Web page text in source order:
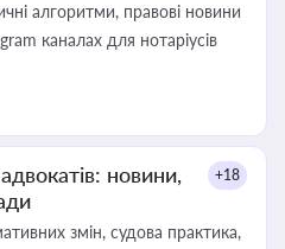
алгоритми, правові новини
каналах для нотаріусів
новини,
+18
змін, судова практика,